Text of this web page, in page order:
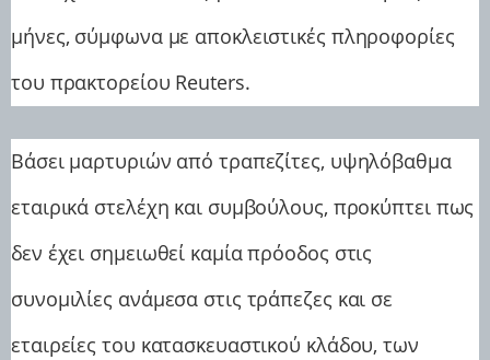
μήνες, σύμφωνα με αποκλειστικές πληροφορίες
του πρακτορείου Reuters.
Βάσει μαρτυριών από τραπεζίτες, υψηλόβαθμα
εταιρικά στελέχη και συμβούλους, προκύπτει πως
δεν έχει σημειωθεί καμία πρόοδος στις
συνομιλίες ανάμεσα στις τράπεζες και σε
εταιρείες του κατασκευαστικού κλάδου, των